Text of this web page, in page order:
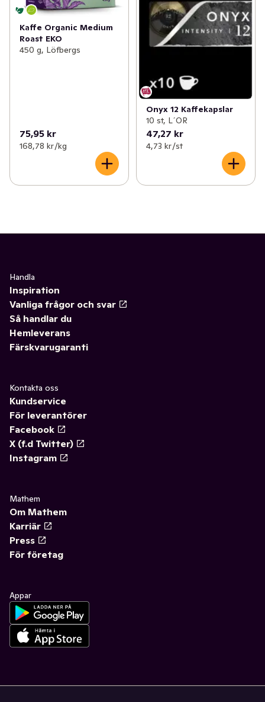
Kaffe Organic Medium
Roast EKO
450 g, Löfbergs
75,95 kr
168,78 kr /kg
Onyx 12 Kaffekapslar
10 st, L´OR
47,27 kr
4,73 kr /st
Handla
Inspiration
Vanliga frågor och svar
Så handlar du
Hemleverans
Färskvarugaranti
Kontakta oss
Kundservice
För leverantörer
Facebook
X (f.d Twitter)
Instagram
Mathem
Om Mathem
Karriär
Press
För företag
Appar